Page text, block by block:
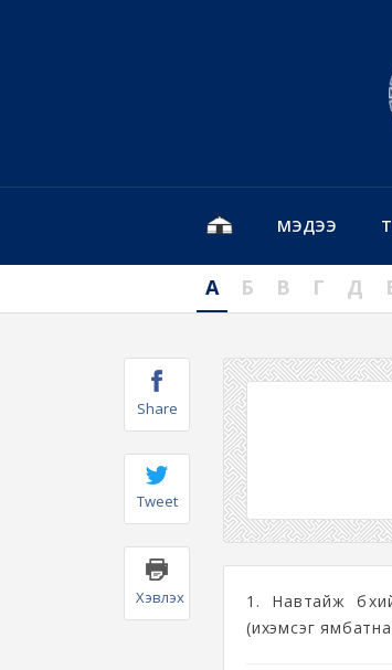
МЭДЭЭ
А Б В Г Д
Share
Tweet
Хэвлэх 1. Навтайж
(ихэмсэг